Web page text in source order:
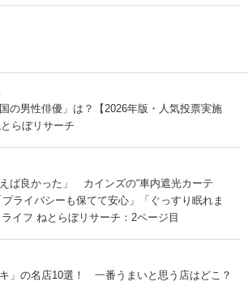
の男性俳優」は？【2026年版・人気投票実施
らぼリサーチ
えば良かった」 カインズの“車内遮光カーテ
ライバシーも保てて安心」「ぐっすり眠れま
イフ ねとらぼリサーチ：2ページ目
」の名店10選！ 一番うまいと思う店はどこ？